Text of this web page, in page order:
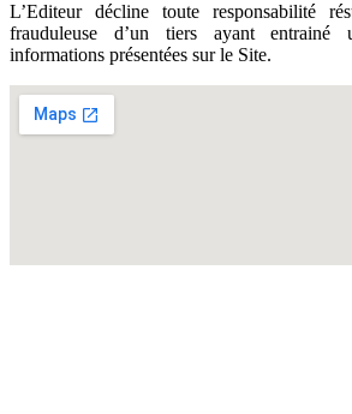
L’Editeur décline toute responsabilité
frauduleuse d’un tiers ayant entrainé
informations présentées sur le Site.